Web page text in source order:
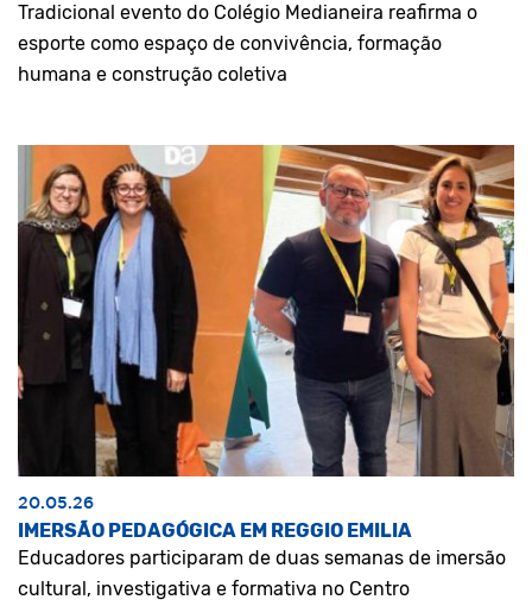
Tradicional evento do Colégio Medianeira reafirma o
esporte como espaço de convivência, formação
humana e construção coletiva
20.05.26
IMERSÃO PEDAGÓGICA EM REGGIO EMILIA
Educadores participaram de duas semanas de imersão
cultural, investigativa e formativa no Centro